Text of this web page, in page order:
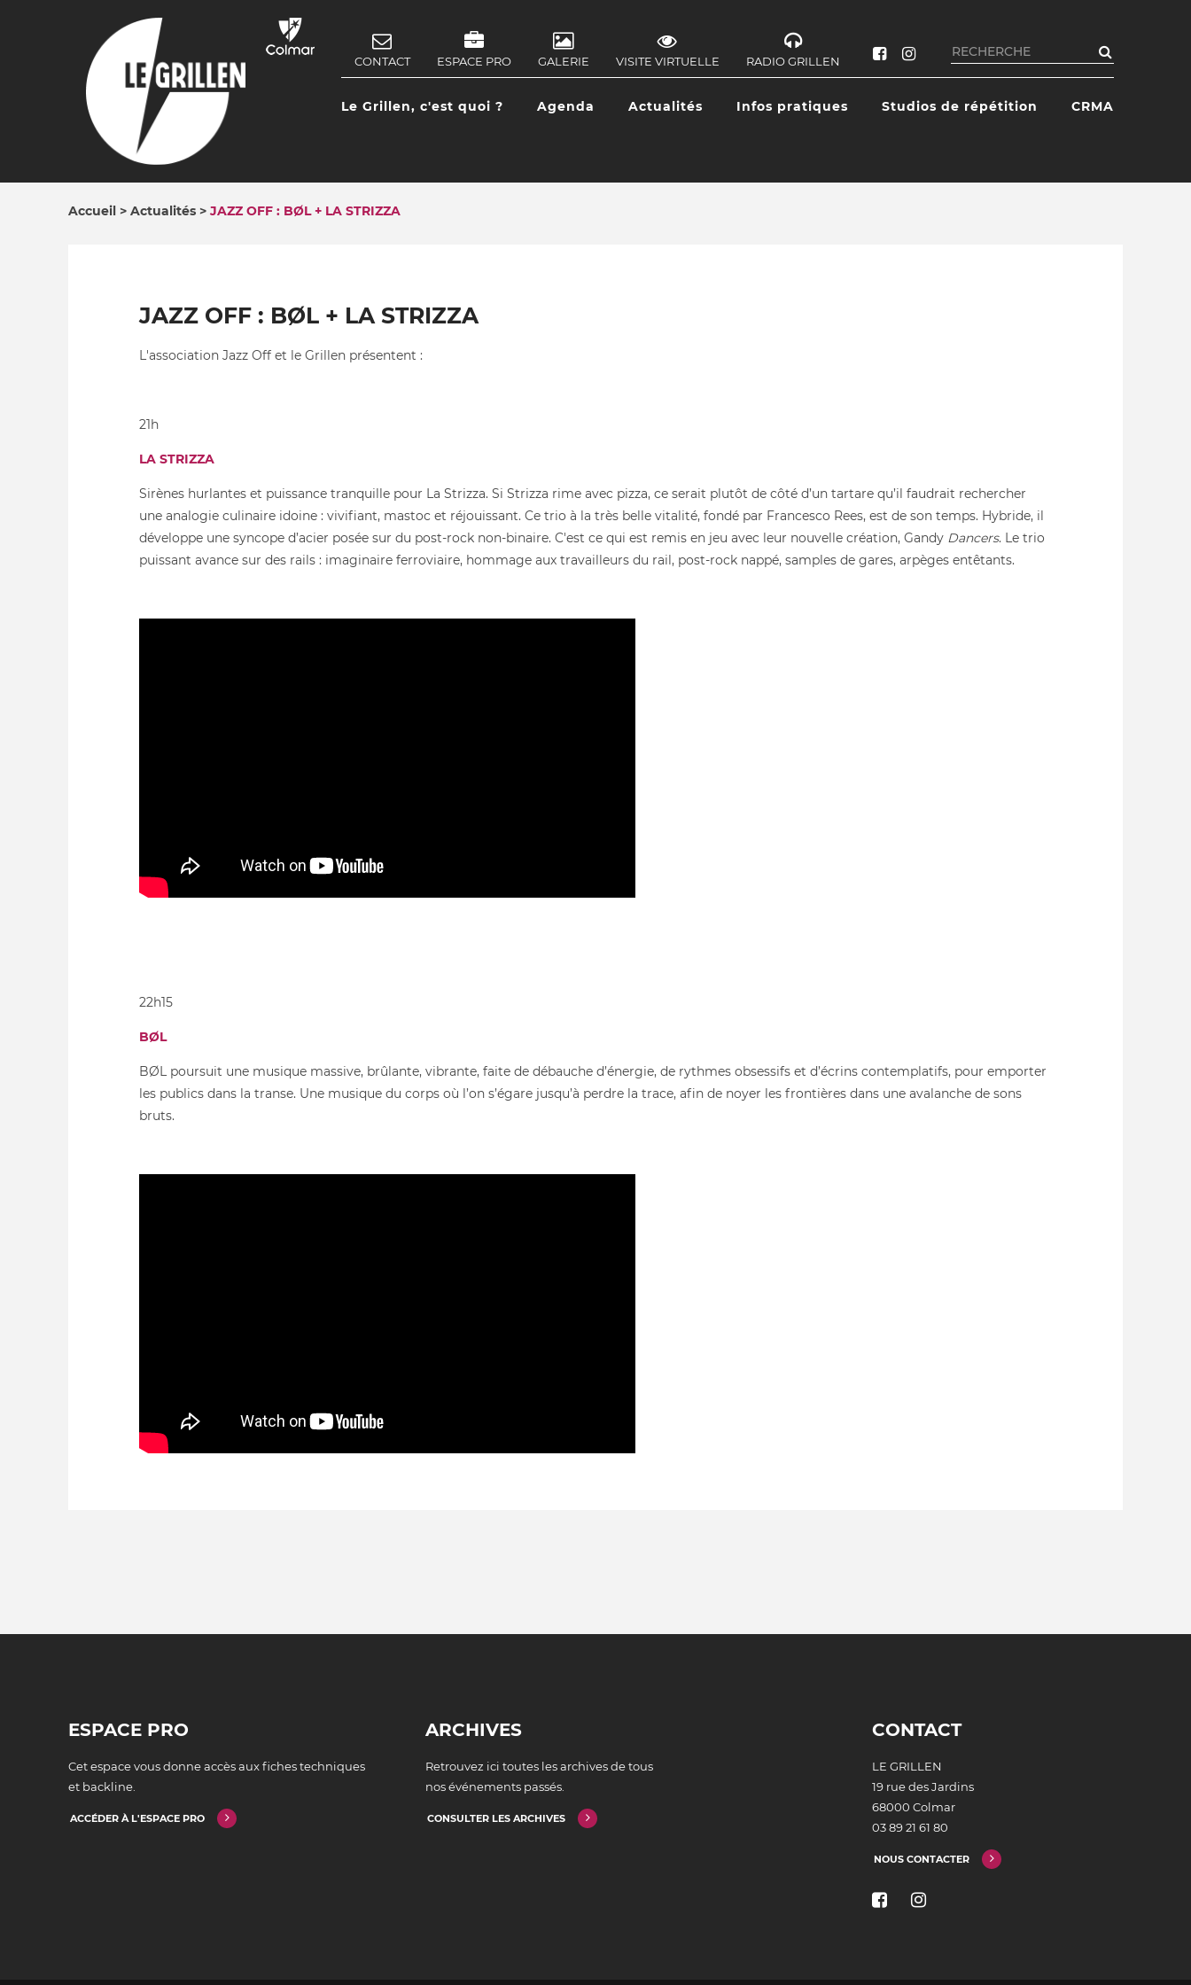
NAVIGATION
SECONDAIRE
CONTACT ESPACE PRO GALERIE VISITE VIRTUELLE RADIO GRILLEN
Rechercher
Le Grillen, c'est quoi ? Agenda Actualités Infos pratiques Studios de répétition CRMA
Accueil Actualités JAZZ OFF : BØL + LA STRIZZA
JAZZ OFF : BØL + LA STRIZZA
L'association Jazz Off et le Grillen présentent :
21h
LA STRIZZA
Sirènes hurlantes et puissance tranquille pour La Strizza. Si Strizza rime avec pizza, ce serait plutôt de côté d’un tartare qu’il faudrait rechercher
une analogie culinaire idoine : vivifiant, mastoc et réjouissant. Ce trio à la très belle vitalité, fondé par Francesco Rees, est de son temps. Hybride, il
développe une syncope d’acier posée sur du post-rock non-binaire. C'est ce qui est remis en jeu avec leur nouvelle création, Gandy Dancers. Le trio
puissant avance sur des rails : imaginaire ferroviaire, hommage aux travailleurs du rail, post-rock nappé, samples de gares, arpèges entêtants.
22h15
BØL
BØL poursuit une musique massive, brûlante, vibrante, faite de débauche d’énergie, de rythmes obsessifs et d’écrins contemplatifs, pour emporter
les publics dans la transe. Une musique du corps où l’on s’égare jusqu’à perdre la trace, afin de noyer les frontières dans une avalanche de sons
bruts.
ESPACE PRO
Cet espace vous donne accès aux fiches techniques
et backline.
ACCÉDER À L'ESPACE PRO
ARCHIVES
Retrouvez ici toutes les archives de tous
nos événements passés.
CONSULTER LES ARCHIVES
CONTACT
LE GRILLEN
19 rue des Jardins
68000 Colmar
03 89 21 61 80
NOUS CONTACTER